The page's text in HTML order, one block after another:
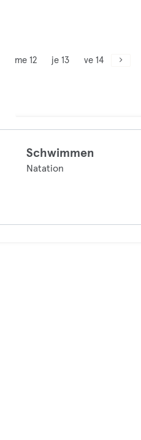
me 12 je 13 ve 14
Schwimmen
Natation